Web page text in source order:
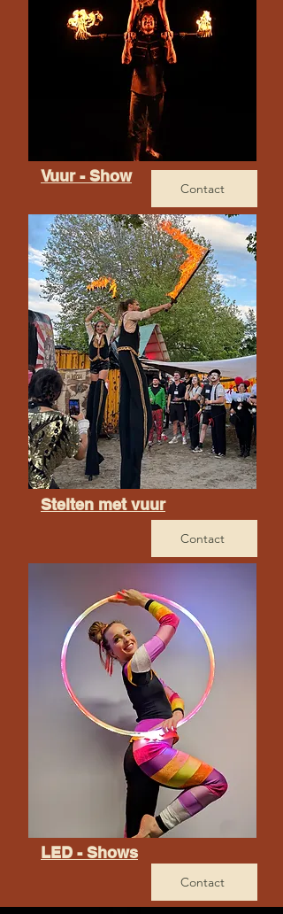
Vuur - Show
Stelten met vuur
LED - Shows
Contact
Contact
Contact